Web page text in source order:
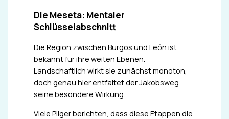
Die Meseta: Mentaler
Schlüsselabschnitt
Die Region zwischen Burgos und León ist
bekannt für ihre weiten Ebenen.
Landschaftlich wirkt sie zunächst monoton,
doch genau hier entfaltet der Jakobsweg
seine besondere Wirkung.
Viele Pilger berichten, dass diese Etappen die